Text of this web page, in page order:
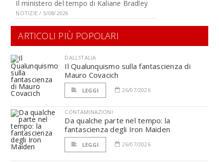
Il ministero del tempo di Kaliane Bradley
NOTIZIE / 5/08/2026
ARTICOLI PIÙ POPOLARI
DALL'ITALIA
Il Qualunquismo sulla fantascienza di
Mauro Covacich
LEGGI 26/07/2026
CONTAMINAZIONI
Da qualche parte nel tempo: la
fantascienza degli Iron Maiden
LEGGI 26/07/2026